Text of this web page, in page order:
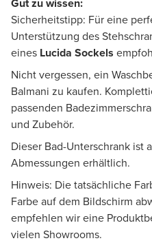
Sicherheitstipp: Für eine
Unterstützung des
eines Lucida Sockels
Nicht vergessen, ein
Balmani zu kaufen.
passenden
und Zubehör.
Dieser Bad-Unterschrank ist
Abmessungen erhältlich.
Hinweis: Die tatsächliche
Farbe auf dem Bildschirm
empfehlen wir eine
vielen Showrooms.